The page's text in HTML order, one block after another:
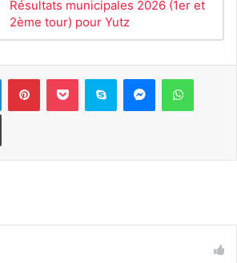
Résultats municipales 2026 (1er et
2ème tour) pour Yutz
LinkedinPinterestPocket Skype Messenger
Imprimer